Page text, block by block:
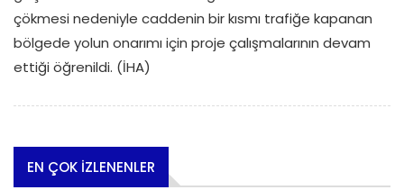
çökmesi nedeniyle caddenin bir kısmı trafiğe kapanan
bölgede yolun onarımı için proje çalışmalarının devam
ettiği öğrenildi. (İHA)
EN ÇOK İZLENENLER